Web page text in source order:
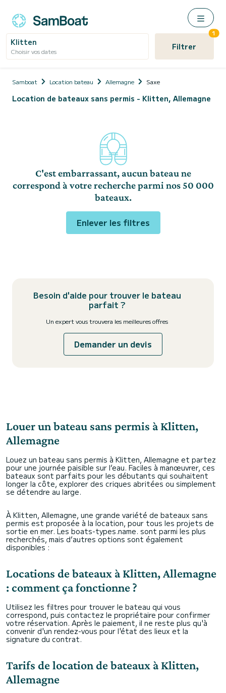
Klitten
Choisir vos dates Filtrer
1
Samboat Location bateau Allemagne Saxe
Location de bateaux sans permis - Klitten, Allemagne
C'est embarrassant, aucun bateau ne
correspond à votre recherche parmi nos 50 000
bateaux.
Enlever les filtres
Besoin d'aide pour trouver le bateau
parfait ?
Un expert vous trouvera les meilleures offres
Demander un devis
Louer un bateau sans permis à Klitten,
Allemagne
Louez un bateau sans permis à Klitten, Allemagne et partez
pour une journée paisible sur l’eau. Faciles à manœuvrer, ces
bateaux sont parfaits pour les débutants qui souhaitent
longer la côte, explorer des criques abritées ou simplement
se détendre au large.
À Klitten, Allemagne, une grande variété de bateaux sans
permis est proposée à la location, pour tous les projets de
sortie en mer. Les boats-types.name. sont parmi les plus
recherchés, mais d’autres options sont également
disponibles :
Locations de bateaux à Klitten, Allemagne
: comment ça fonctionne ?
Utilisez les filtres pour trouver le bateau qui vous
correspond, puis contactez le propriétaire pour confirmer
votre réservation. Après le paiement, il ne reste plus qu'à
convenir d'un rendez-vous pour l'état des lieux et la
signature du contrat.
Tarifs de location de bateaux à Klitten,
Allemagne